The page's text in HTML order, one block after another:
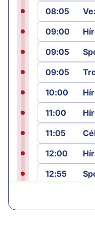
08:05
09:00
09:05
09:05
10:00
11:00
11:05
12:00
12:55